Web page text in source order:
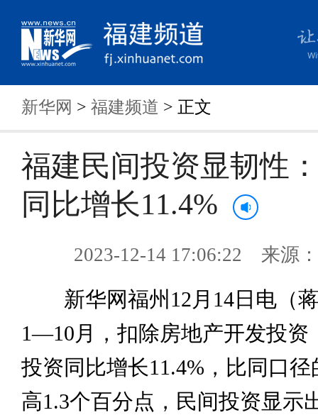
新华网 > 福建频道 > 正文
福建民间投资显韧性
同比增长11.4%
2023-12-14 17:06:22 来源
新华网福州12月14日电（
1—10月，扣除房地产开发投资
投资同比增长11.4%，比同口
高1.3个百分点，民间投资显示